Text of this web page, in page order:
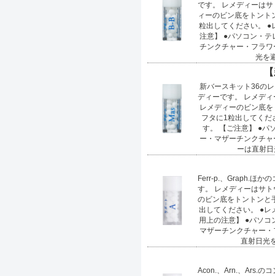
です。 レメディーは
ィーのビン底をトン
粒出してください。 ●
注意】 ●パソコン・テ
チンクチャー・フラ
光を
新バースキット36の
ディーです。 レメデ
レメディーのビン底
フタに1粒出してく
す。 【ご注意】 ●パ
ー・マザーチンクチ
ーは直射
Ferr-p.、Graph.ほか
す。 レメディーはサ
のビン底をトントンと
出してください。 ●レ
用上の注意】 ●パソコ
マザーチンクチャー
直射日光
Acon.、Arn.、Ars.の